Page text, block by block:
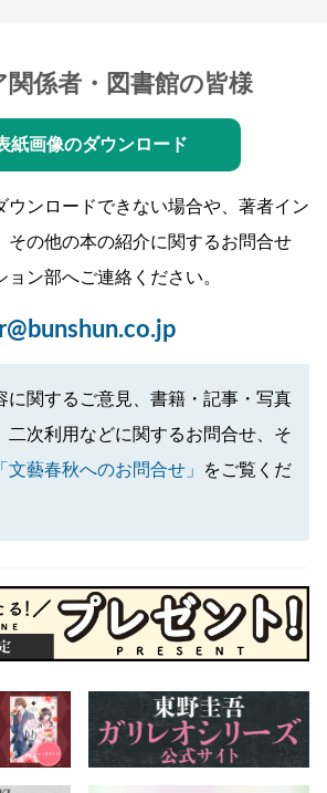
関係者・図書館の皆様
紙画像のダウンロード
ウンロードできない場合や、著者イン
その他の本の紹介に関するお問合せ
ン部へご連絡ください。
に関するご意見、書籍・記事・写真
二次利用などに関するお問合せ、そ
「文藝春秋へのお問合せ」
をご覧くだ